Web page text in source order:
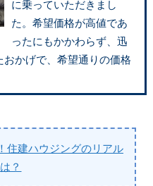
に乗っていただきまし
た。希望価格が高値であ
ったにもかかわらず、迅
かげで、希望通りの価格
住建ハウジングのリアル
？